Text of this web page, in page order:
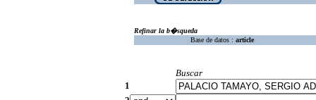
Refinar la b�squeda
Base de datos : article
Buscar
1